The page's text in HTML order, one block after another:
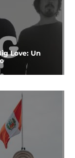
Love: Un